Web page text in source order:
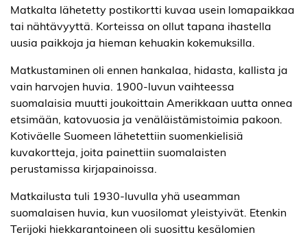
Matkalta lähetetty postikortti kuvaa usein lomapaikkaa
tai nähtävyyttä. Korteissa on ollut tapana ihastella
uusia paikkoja ja hieman kehuakin kokemuksilla.
Matkustaminen oli ennen hankalaa, hidasta, kallista ja
vain harvojen huvia. 1900-luvun vaihteessa
suomalaisia muutti joukoittain Amerikkaan uutta onnea
etsimään, katovuosia ja venäläistämistoimia pakoon.
Kotiväelle Suomeen lähetettiin suomenkielisiä
kuvakortteja, joita painettiin suomalaisten
perustamissa kirjapainoissa.
Matkailusta tuli 1930-luvulla yhä useamman
suomalaisen huvia, kun vuosilomat yleistyivät. Etenkin
Terijoki hiekkarantoineen oli suosittu kesälomien